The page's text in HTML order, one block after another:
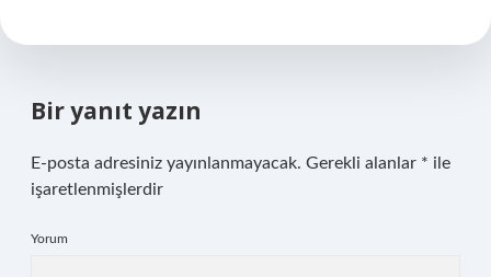
Bir yanıt yazın
E-posta adresiniz yayınlanmayacak. Gerekli alanlar * ile
işaretlenmişlerdir
Yorum